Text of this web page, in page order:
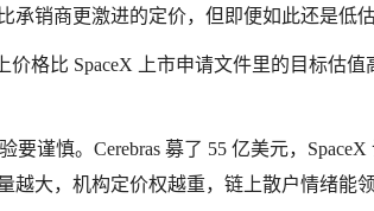
承销商更激进的定价，但即便如此还是低
价格比 SpaceX 上市申请文件里的目标估
要谨慎。Cerebras 募了 55 亿美元，
越大，机构定价权越重，链上散户情绪能